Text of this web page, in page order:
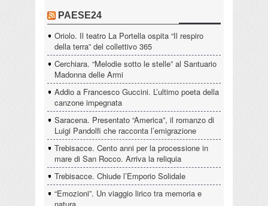
PAESE24
Oriolo. Il teatro La Portella ospita “Il respiro
della terra” del collettivo 365
Cerchiara. “Melodie sotto le stelle” al Santuario
Madonna delle Armi
Addio a Francesco Guccini. L’ultimo poeta della
canzone impegnata
Saracena. Presentato “America”, il romanzo di
Luigi Pandolfi che racconta l’emigrazione
Trebisacce. Cento anni per la processione in
mare di San Rocco. Arriva la reliquia
Trebisacce. Chiude l’Emporio Solidale
“Emozioni”. Un viaggio lirico tra memoria e
natura